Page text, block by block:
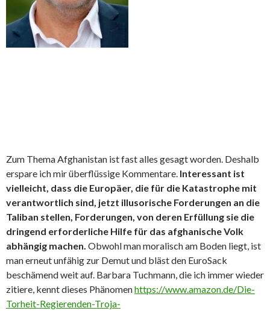
Zum Thema Afghanistan ist fast alles gesagt worden. Deshalb
erspare ich mir überflüssige Kommentare. Interessant ist
vielleicht, dass die Europäer, die für die Katastrophe mit
verantwortlich sind, jetzt illusorische Forderungen an die
Taliban stellen, Forderungen, von deren Erfüllung sie die
dringend erforderliche Hilfe für das afghanische Volk
abhängig machen. Obwohl man moralisch am Boden liegt, ist
man erneut unfähig zur Demut und bläst den EuroSack
beschämend weit auf. Barbara Tuchmann, die ich immer wieder
zitiere, kennt dieses Phänomenhttps://www.amazon.de/Die-
Torheit-Regierenden-Troja-